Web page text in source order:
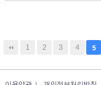
1 2 3 4 5